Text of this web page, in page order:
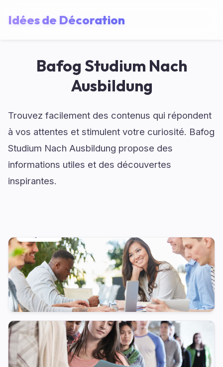
Idées de Décoration
Bafog Studium Nach
Ausbildung
Trouvez facilement des contenus qui répondent
à vos attentes et stimulent votre curiosité. Bafog
Studium Nach Ausbildung propose des
informations utiles et des découvertes
inspirantes.